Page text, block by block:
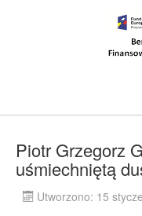
Piotr Grzegorz
uśmiechniętą
Utworzono: 15